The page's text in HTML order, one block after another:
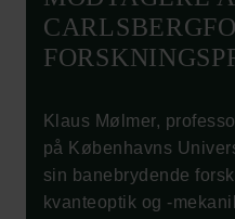
Klaus Mølmer,
på Københavns
sin banebrydende
kvanteoptik og -
Carlsbergfamilien
Carlsbergfondet
Carlsberg Laboratorium
Frederiksborg •
Tuborgfondet
Ny Carlsbergfondet
Ny Carlsberg Glyptotek